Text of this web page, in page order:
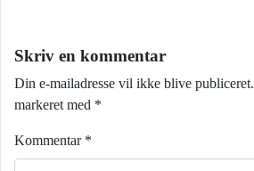
Skriv en kommentar
Din e-mailadresse vil ikke blive publiceret.
markeret med *
Kommentar *